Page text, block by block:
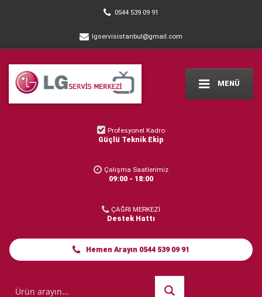
0544 539 09 91
lgservisistanbul@gmail.com
MENÜ
Profesyonel Kadro
Güçlü Teknik Ekip
Çalışma Saatlerimiz
09:00 - 18:00
ÇAĞRI MERKEZİ
Destek Hattı
Hemen Arayın 0544 539 09 91